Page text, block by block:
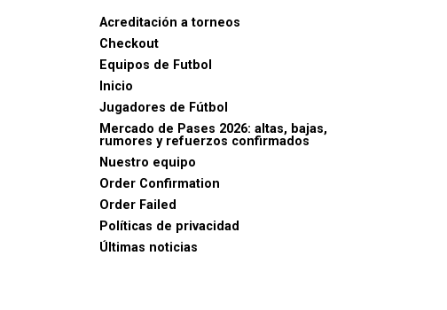
Acreditación a torneos
Checkout
Equipos de Futbol
Inicio
Jugadores de Fútbol
Mercado de Pases 2026: altas, bajas,
rumores y refuerzos confirmados
Nuestro equipo
Order Confirmation
Order Failed
Políticas de privacidad
Últimas noticias